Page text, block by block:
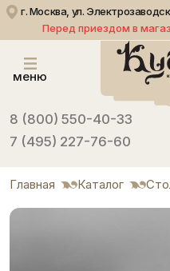
г. Москва, ул.
Перед приездом в
меню
8 (800) 550-40-33
7 (495) 227-76-60
Главная Каталог